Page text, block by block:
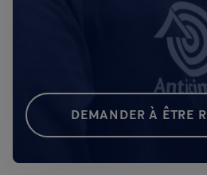
DEMANDER À ÊTRE